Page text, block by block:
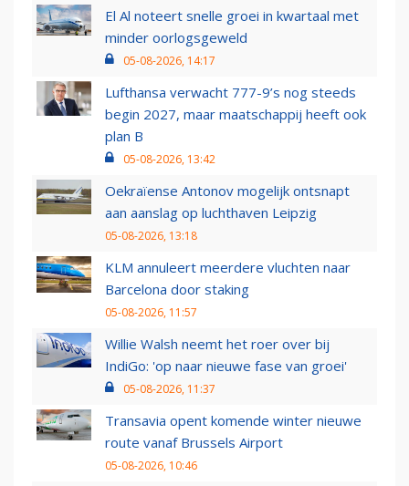
El Al noteert snelle groei in kwartaal met
minder oorlogsgeweld
05-08-2026, 14:17
Lufthansa verwacht 777-9’s nog steeds
begin 2027, maar maatschappij heeft ook
plan B
05-08-2026, 13:42
Oekraïense Antonov mogelijk ontsnapt
aan aanslag op luchthaven Leipzig
05-08-2026, 13:18
KLM annuleert meerdere vluchten naar
Barcelona door staking
05-08-2026, 11:57
Willie Walsh neemt het roer over bij
IndiGo: 'op naar nieuwe fase van groei'
05-08-2026, 11:37
Transavia opent komende winter nieuwe
route vanaf Brussels Airport
05-08-2026, 10:46